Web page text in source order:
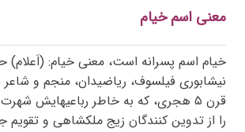
معنی اسم خیام
خیام اسم پسرانه است، معنی خیام: (اَعلام)
نیشابوری فیلسوف، ریاضیدان، منجم و شاعر
قرن ۵ هجری، که به خاطر رباعیهایش
را از تدوین کنندگان زیج ملکشاهی و تقویم